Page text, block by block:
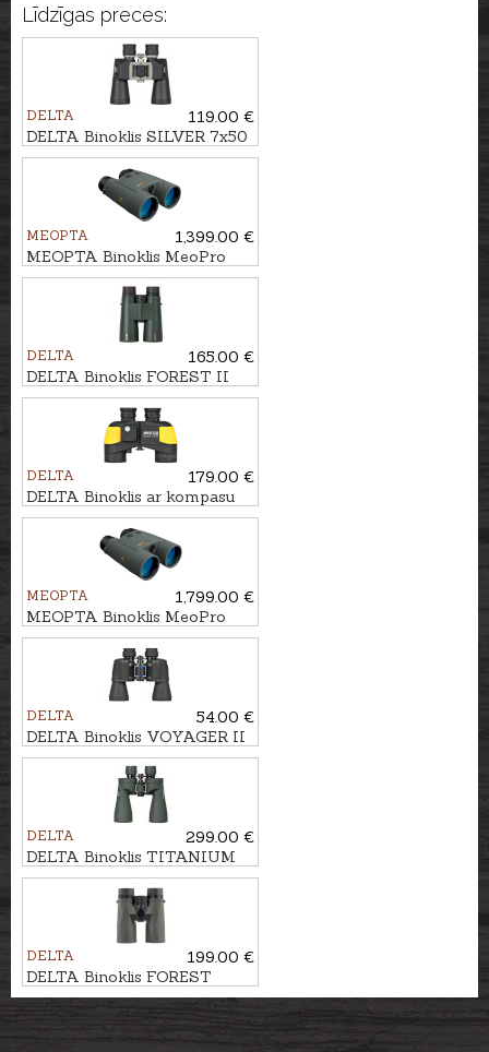
Līdzīgas preces:
DELTA
119.00 €
DELTA Binoklis SILVER 7x50
MEOPTA
1,399.00 €
MEOPTA Binoklis MeoPro
Optika LR 10x42 HD ar
DELTA
165.00 €
DELTA Binoklis FOREST II
8,5x50
DELTA
179.00 €
DELTA Binoklis ar kompasu
un tālmēru SAILOR 7X50 C1
MEOPTA
1,799.00 €
MEOPTA Binoklis MeoPro
Optika LR 8x50 HD ar
DELTA
54.00 €
DELTA Binoklis VOYAGER II
20x50
DELTA
299.00 €
DELTA Binoklis TITANIUM
10x56
DELTA
199.00 €
DELTA Binoklis FOREST
10X42 Gen3